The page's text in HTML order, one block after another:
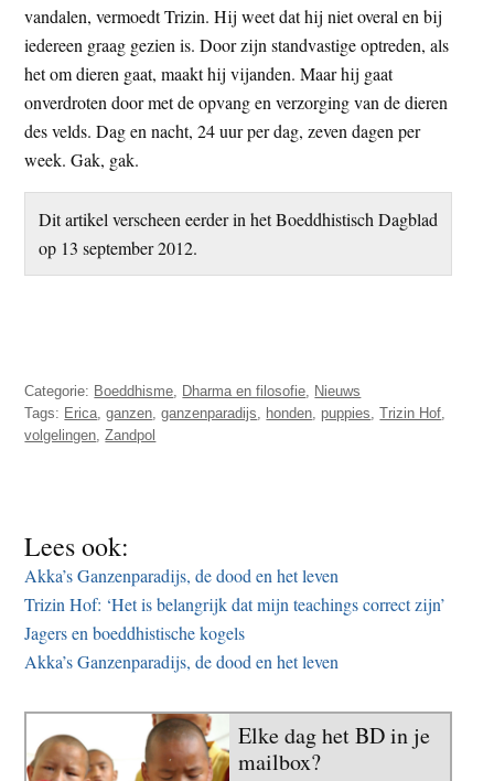
vandalen, vermoedt Trizin. Hij weet dat hij niet overal en bij
iedereen graag gezien is. Door zijn standvastige optreden, als
het om dieren gaat, maakt hij vijanden. Maar hij gaat
onverdroten door met de opvang en verzorging van de dieren
des velds. Dag en nacht, 24 uur per dag, zeven dagen per
week. Gak, gak.
Dit artikel verscheen eerder in het Boeddhistisch Dagblad
op 13 september 2012.
Categorie: Boeddhisme, Dharma en filosofie, Nieuws
Tags: Erica,ganzen,ganzenparadijs, honden, puppies,Trizin Hof,
volgelingen,Zandpol
Lees ook:
Akka’s Ganzenparadijs, de dood en het leven
Trizin Hof: ‘Het is belangrijk dat mijn teachings correct zijn’
Jagers en boeddhistische kogels
Akka’s Ganzenparadijs, de dood en het leven
Elke dag het BD in je
mailbox?